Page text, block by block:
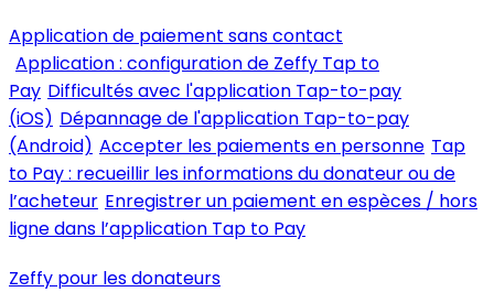
Application de paiement sans contact
Application : configuration de Zeffy Tap to
Pay Difficultés avec l'application Tap-to-pay
(iOS) Dépannage de l'application Tap-to-pay
(Android) Accepter les paiements en personne Tap
to Pay : recueillir les informations du donateur ou de
l’acheteur Enregistrer un paiement en espèces / hors
ligne dans l’application Tap to Pay
Zeffy pour les donateurs